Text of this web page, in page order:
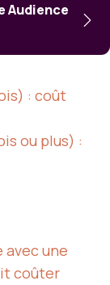
Audience
: coût
ou plus) :
avec une
coûter